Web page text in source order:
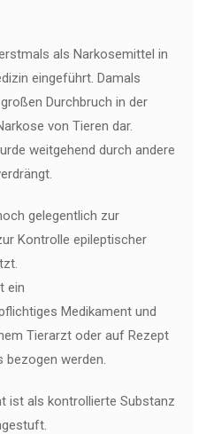
als Narkosemittel in
eingeführt. Damals
Durchbruch in der
von Tieren dar.
weitgehend durch andere
gelegentlich zur
Kontrolle epileptischer
ein
Medikament und
Tierarzt oder auf Rezept
bezogen werden.
ist als kontrollierte Substanz